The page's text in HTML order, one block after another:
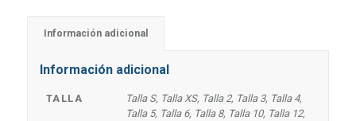
Información adicional
Información adicional
TALLA
Talla S, Talla XS, Talla 2, Talla 3, Talla 4,
Talla 5, Talla 6, Talla 8, Talla 10, Talla 12,